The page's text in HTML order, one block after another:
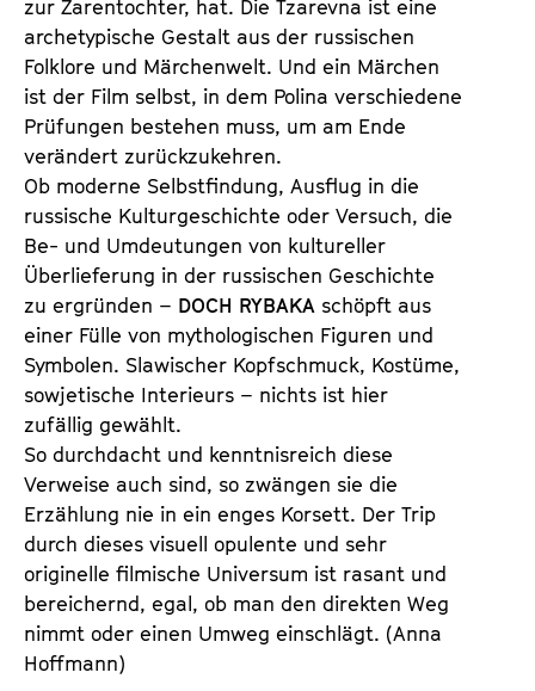
zur Zarentochter, hat. Die Tzarevna ist eine
archetypische Gestalt aus der russischen
Folklore und Märchenwelt. Und ein Märchen
ist der Film selbst, in dem Polina verschiedene
Prüfungen bestehen muss, um am Ende
verändert zurückzukehren.
Ob moderne Selbstfindung, Ausflug in die
russische Kulturgeschichte oder Versuch, die
Be- und Umdeutungen von kultureller
Überlieferung in der russischen Geschichte
zu ergründen – DOCH RYBAKA schöpft aus
einer Fülle von mythologischen Figuren und
Symbolen. Slawischer Kopfschmuck, Kostüme,
sowjetische Interieurs – nichts ist hier
zufällig gewählt.
So durchdacht und kenntnisreich diese
Verweise auch sind, so zwängen sie die
Erzählung nie in ein enges Korsett. Der Trip
durch dieses visuell opulente und sehr
originelle filmische Universum ist rasant und
bereichernd, egal, ob man den direkten Weg
nimmt oder einen Umweg einschlägt. (Anna
Hoffmann)